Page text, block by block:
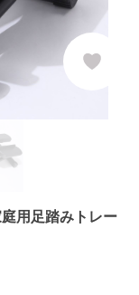
用足踏みトレー